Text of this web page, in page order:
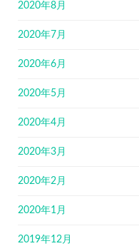
2020年8月
2020年7月
2020年6月
2020年5月
2020年4月
2020年3月
2020年2月
2020年1月
2019年12月